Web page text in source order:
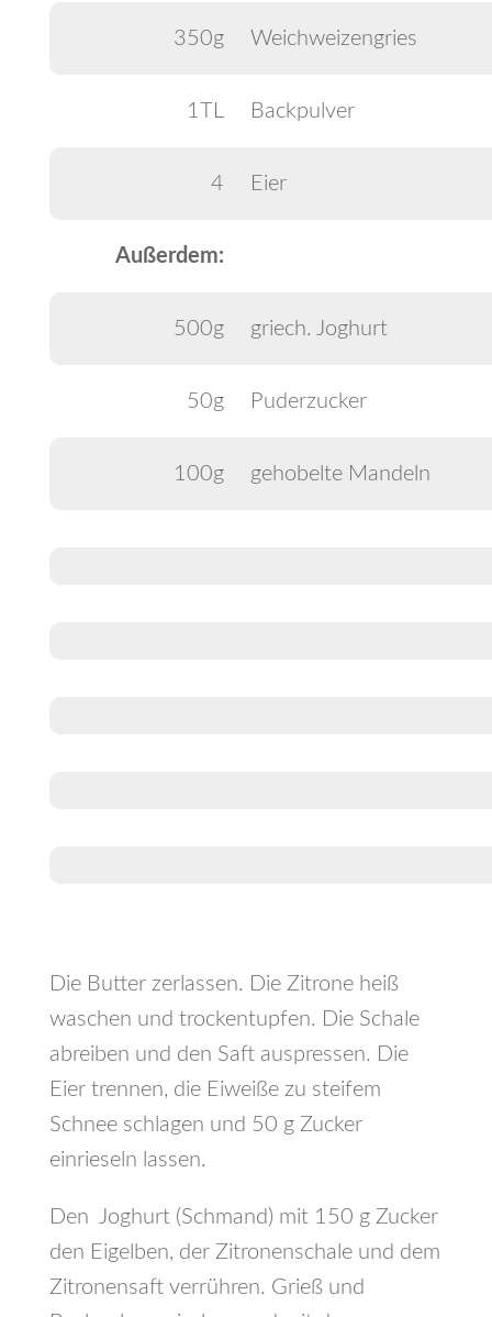
350g Weichweizengries
1TL Backpulver
4 Eier
Außerdem:
500g griech. Joghurt
50g Puderzucker
100g gehobelte Mandeln
Die Butter zerlassen. Die Zitrone heiß
waschen und trockentupfen. Die Schale
abreiben und den Saft auspressen. Die
Eier trennen, die Eiweiße zu steifem
Schnee schlagen und 50 g Zucker
einrieseln lassen.
Den Joghurt (Schmand) mit 150 g Zucker
den Eigelben, der Zitronenschale und dem
Zitronensaft verrühren. Grieß und